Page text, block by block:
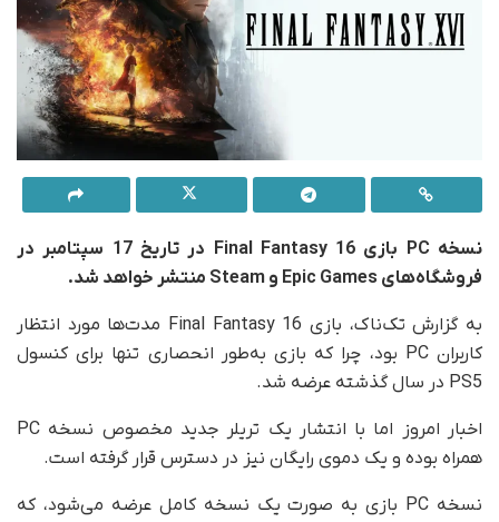
نسخه PC بازی Final Fantasy 16 در تاریخ 17 سپتامبر در
فروشگاه‌های Epic Games و Steam منتشر خواهد شد.
به گزارش تک‎‌ناک، بازی Final Fantasy 16 مدت‌ها مورد انتظار
کاربران PC بود، چرا که بازی به‌طور انحصاری تنها برای کنسول
PS5 در سال گذشته عرضه شد.
اخبار امروز اما با انتشار یک تریلر جدید مخصوص نسخه PC
همراه بوده و یک دموی رایگان نیز در دسترس قرار گرفته است.
نسخه PC بازی به‌ صورت یک نسخه کامل عرضه می‌شود، که